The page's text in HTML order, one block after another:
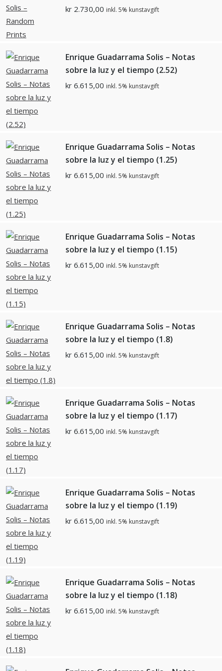
kr 2.730,00 inkl. 5% kunstavgift
Enrique Guadarrama Solis – Notas
sobre la luz y el tiempo (2.52)
kr 6.615,00 inkl. 5% kunstavgift
Enrique Guadarrama Solis – Notas
sobre la luz y el tiempo (1.25)
kr 6.615,00 inkl. 5% kunstavgift
Enrique Guadarrama Solis – Notas
sobre la luz y el tiempo (1.15)
kr 6.615,00 inkl. 5% kunstavgift
Enrique Guadarrama Solis – Notas
sobre la luz y el tiempo (1.8)
kr 6.615,00 inkl. 5% kunstavgift
Enrique Guadarrama Solis – Notas
sobre la luz y el tiempo (1.17)
kr 6.615,00 inkl. 5% kunstavgift
Enrique Guadarrama Solis – Notas
sobre la luz y el tiempo (1.19)
kr 6.615,00 inkl. 5% kunstavgift
Enrique Guadarrama Solis – Notas
sobre la luz y el tiempo (1.18)
kr 6.615,00 inkl. 5% kunstavgift